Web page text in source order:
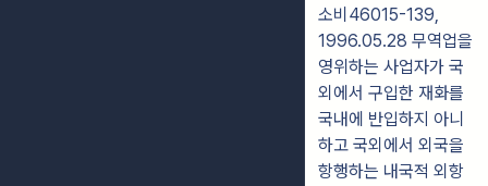
소비46015-139,
1996.05.28 무역업을
영위하는 사업자가 국
외에서 구입한 재화를
국내에 반입하지 아니
하고 국외에서 외국을
항행하는 내국적 외항